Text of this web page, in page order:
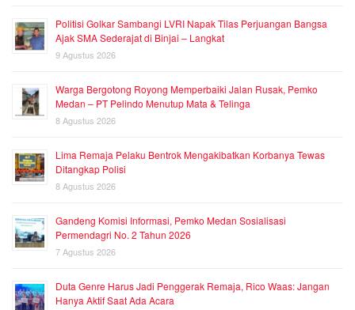
Politisi Golkar Sambangi LVRI Napak Tilas Perjuangan Bangsa
Ajak SMA Sederajat di Binjai – Langkat
9 Agustus 2026
Warga Bergotong Royong Memperbaiki Jalan Rusak, Pemko
Medan – PT Pelindo Menutup Mata & Telinga
8 Agustus 2026
Lima Remaja Pelaku Bentrok Mengakibatkan Korbanya Tewas
Ditangkap Polisi
8 Agustus 2026
Gandeng Komisi Informasi, Pemko Medan Sosialisasi
Permendagri No. 2 Tahun 2026
7 Agustus 2026
Duta Genre Harus Jadi Penggerak Remaja, Rico Waas: Jangan
Hanya Aktif Saat Ada Acara